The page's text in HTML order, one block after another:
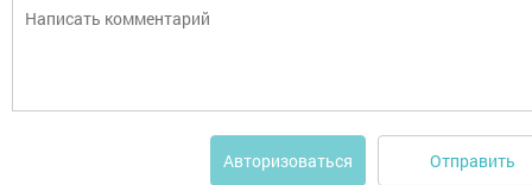
Авторизоваться Отправить